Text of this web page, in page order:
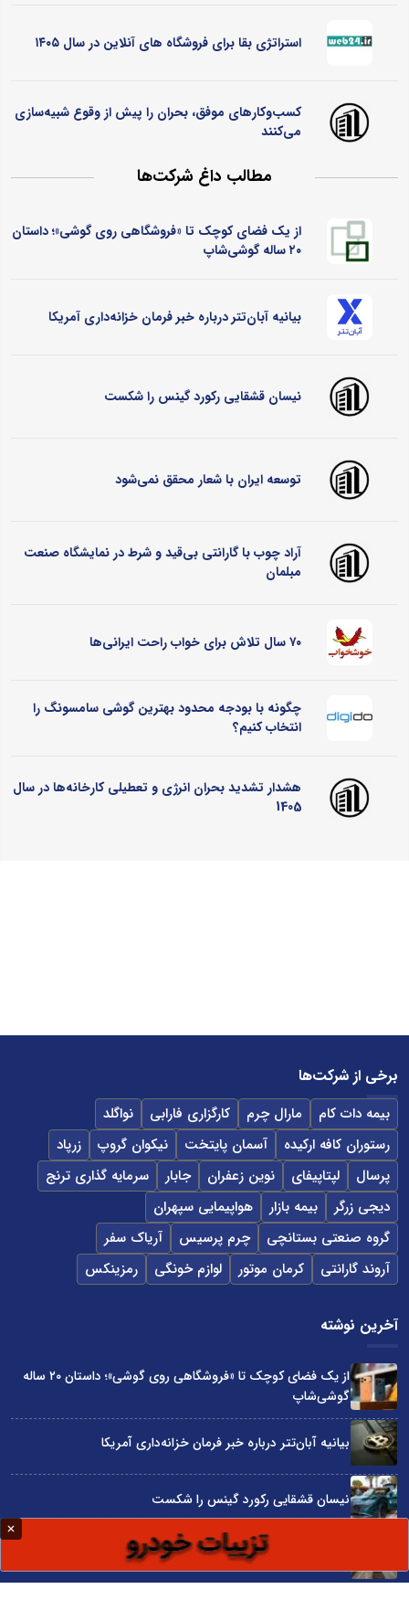
استراتژی بقا برای فروشگاه های آنلاین در سال ۱۴۰۵
کسب‌وکارهای موفق، بحران را پیش از وقوع شبیه‌سازی
می‌کنند
مطالب داغ شرکت‌ها
از یک فضای کوچک تا «فروشگاهی روی گوشی»؛ داستان
۲۰ ساله گوشی‌شاپ
بیانیه آبان‌تتر درباره خبر فرمان خزانه‌داری آمریکا
نیسان قشقایی رکورد گینس را شکست
توسعه ایران با شعار محقق نمی‌شود
آراد چوب با گارانتی بی‌قید و شرط در نمایشگاه صنعت
مبلمان
۷۰ سال تلاش برای خواب راحت ایرانی‌ها
چگونه با بودجه محدود بهترین گوشی سامسونگ را
انتخاب کنیم؟
هشدار تشدید بحران انرژی و تعطیلی کارخانه‌ها در سال
1405
برخی از شرکت‌ها
بیمه دات کام مارال چرم کارگزاری فارابی
نواگلد
رستوران کافه ارکیده
آسمان پایتخت نیکوان گروپ
زرپاد
پرسال
لپتاپیفای نوین زعفران جابار
سرمایه گذاری ترنج
دیجی زرگر
بیمه بازار
هواپیمایی سپهران
گروه صنعتی بستانچی
چرم پرسیس
آریاک سفر
آروند گارانتی
کرمان موتور لوازم خونگی رمزینکس
آخرین نوشته
از یک فضای کوچک تا «فروشگاهی روی گوشی»؛ داستان ۲۰ ساله
گوشی‌شاپ
بیانیه آبان‌تتر درباره خبر فرمان خزانه‌داری آمریکا
نیسان قشقایی رکورد گینس را شکست
توسعه ایران با شعار محقق نمی‌شود